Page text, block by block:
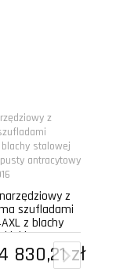
z
szufladami
z blachy
lakierowany
pusty...
830,21 zł